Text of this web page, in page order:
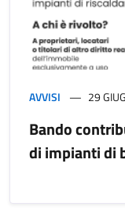
AVVISI 29
Bando
di impianti di